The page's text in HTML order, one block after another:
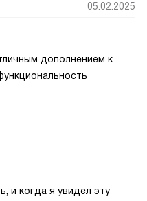
05.02.2025
дополнением к
и когда я увидел эту